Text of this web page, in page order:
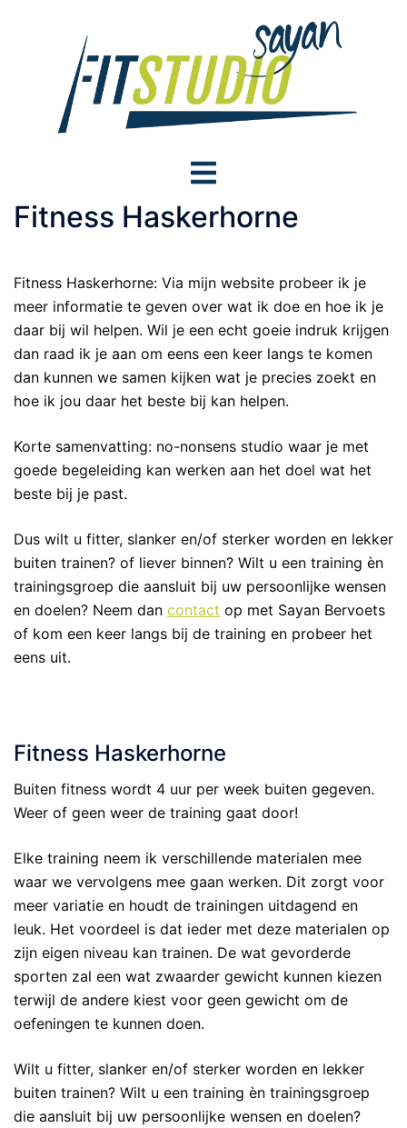
Toggle
menu
Fitness Haskerhorne
Fitness Haskerhorne: Via mijn website probeer ik je
meer informatie te geven over wat ik doe en hoe ik je
daar bij wil helpen. Wil je een echt goeie indruk krijgen
dan raad ik je aan om eens een keer langs te komen
dan kunnen we samen kijken wat je precies zoekt en
hoe ik jou daar het beste bij kan helpen.
Korte samenvatting: no-nonsens studio waar je met
goede begeleiding kan werken aan het doel wat het
beste bij je past.
Dus wilt u fitter, slanker en/of sterker worden en lekker
buiten trainen? of liever binnen? Wilt u een training èn
trainingsgroep die aansluit bij uw persoonlijke wensen
en doelen? Neem dan contact op met Sayan Bervoets
of kom een keer langs bij de training en probeer het
eens uit.
Fitness Haskerhorne
Buiten fitness wordt 4 uur per week buiten gegeven.
Weer of geen weer de training gaat door!
Elke training neem ik verschillende materialen mee
waar we vervolgens mee gaan werken. Dit zorgt voor
meer variatie en houdt de trainingen uitdagend en
leuk. Het voordeel is dat ieder met deze materialen op
zijn eigen niveau kan trainen. De wat gevorderde
sporten zal een wat zwaarder gewicht kunnen kiezen
terwijl de andere kiest voor geen gewicht om de
oefeningen te kunnen doen.
Wilt u fitter, slanker en/of sterker worden en lekker
buiten trainen? Wilt u een training èn trainingsgroep
die aansluit bij uw persoonlijke wensen en doelen?